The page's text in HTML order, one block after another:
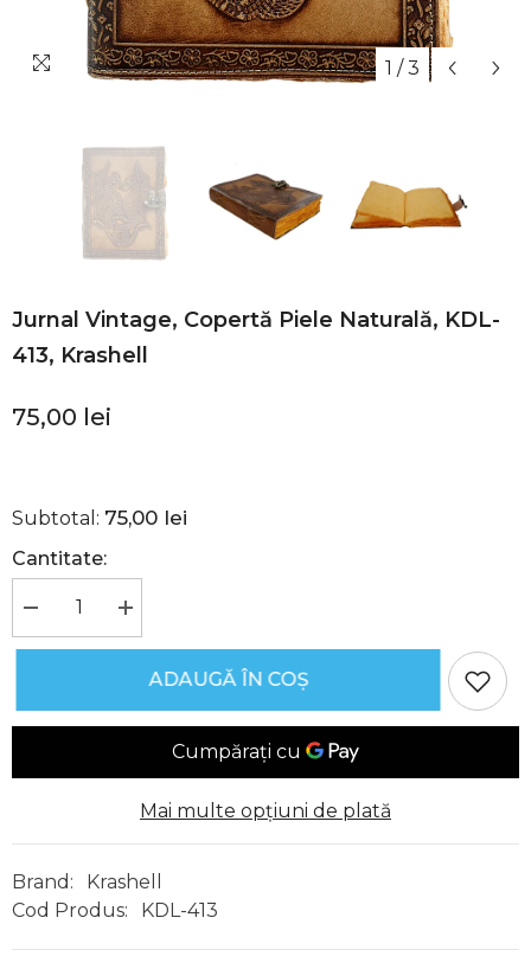
1 / 3
Jurnal Vintage, Copertă Piele Naturală, KDL-
413, Krashell
75,00 lei
Subtotal: 75,00 lei
Cantitate:
Reduceți
cantitatea
pentru
Piele
413,
Creșteți
cantitatea
pentru
Jurnal
Vintage,
Piele
Naturală,
413,
ADAUGĂ ÎN COȘ
Mai multe opțiuni de plată
Brand:
Krashell
Cod Produs:
KDL-413